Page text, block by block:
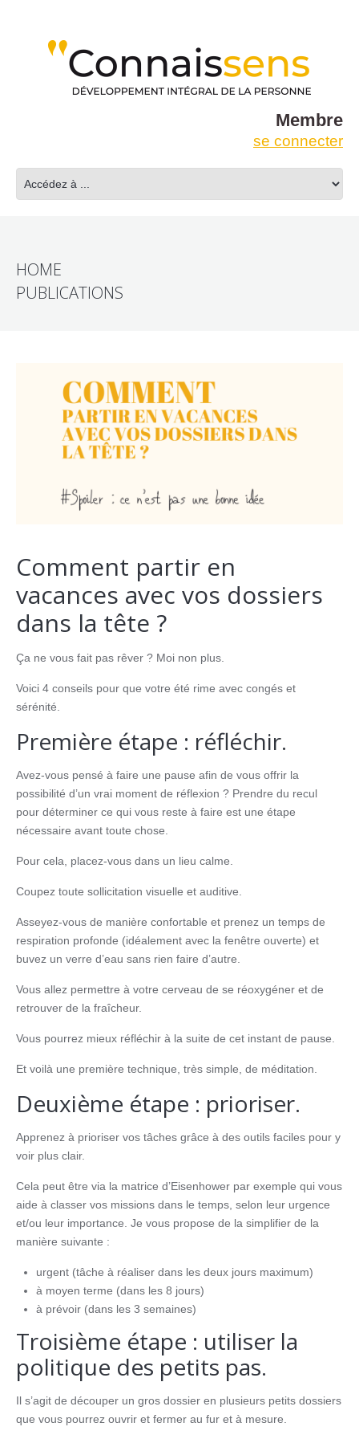
Membre
se connecter
HOME
PUBLICATIONS
Comment partir en
vacances avec vos dossiers
dans la tête ?
Ça ne vous fait pas rêver ? Moi non plus.
Voici 4 conseils pour que votre été rime avec congés et
sérénité.
Première étape : réfléchir.
Avez-vous pensé à faire une pause afin de vous offrir la
possibilité d’un vrai moment de réflexion ? Prendre du recul
pour déterminer ce qui vous reste à faire est une étape
nécessaire avant toute chose.
Pour cela, placez-vous dans un lieu calme.
Coupez toute sollicitation visuelle et auditive.
Asseyez-vous de manière confortable et prenez un temps de
respiration profonde (idéalement avec la fenêtre ouverte) et
buvez un verre d’eau sans rien faire d’autre.
Vous allez permettre à votre cerveau de se réoxygéner et de
retrouver de la fraîcheur.
Vous pourrez mieux réfléchir à la suite de cet instant de pause.
Et voilà une première technique, très simple, de méditation.
Deuxième étape : prioriser.
Apprenez à prioriser vos tâches grâce à des outils faciles pour y
voir plus clair.
Cela peut être via la matrice d’Eisenhower par exemple qui vous
aide à classer vos missions dans le temps, selon leur urgence
et/ou leur importance. Je vous propose de la simplifier de la
manière suivante :
urgent (tâche à réaliser dans les deux jours maximum)
à moyen terme (dans les 8 jours)
à prévoir (dans les 3 semaines)
Troisième étape : utiliser la
politique des petits pas.
Il s’agit de découper un gros dossier en plusieurs petits dossiers
que vous pourrez ouvrir et fermer au fur et à mesure.